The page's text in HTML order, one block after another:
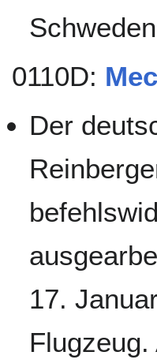
0110D:
Der
17.